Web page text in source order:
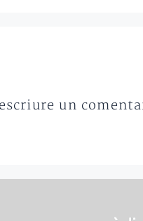
un